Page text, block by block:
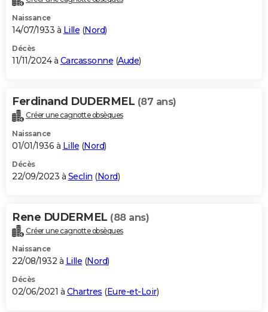
Naissance
14/07/1933 à Lille (Nord)
Décès
11/11/2024 à Carcassonne (Aude)
Ferdinand DUDERMEL (87 ans)
Créer une cagnotte obsèques
Naissance
01/01/1936 à Lille (Nord)
Décès
22/09/2023 à Seclin (Nord)
Rene DUDERMEL (88 ans)
Créer une cagnotte obsèques
Naissance
22/08/1932 à Lille (Nord)
Décès
02/06/2021 à Chartres (Eure-et-Loir)